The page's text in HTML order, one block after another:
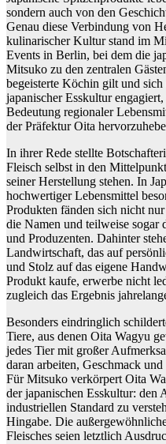
sondern auch von den
Genau diese Verbindung von
kulinarischer Kultur stand im
Events in Berlin, bei dem die
Mitsuko zu den zentralen
begeisterte Köchin gilt und
japanischer Esskultur
Bedeutung regionaler
der Präfektur Oita
In ihrer Rede stellte
Fleisch selbst in den
seiner Herstellung stehen. In
hochwertiger Lebensmittel
Produkten fänden sich nicht
die Namen und teilweise sogar
und Produzenten. Dahinter
Landwirtschaft, das auf
und Stolz auf das eigene
Produkt kaufe, erwerbe nicht
zugleich das Ergebnis
Besonders eindringlich
Tiere, aus denen Oita Wagyu
jedes Tier mit großer
daran arbeiten, Geschmack
Für Mitsuko verkörpert Oita
der japanischen Esskultur: den
industriellen Standard zu
Hingabe. Die
Fleisches seien letztlich